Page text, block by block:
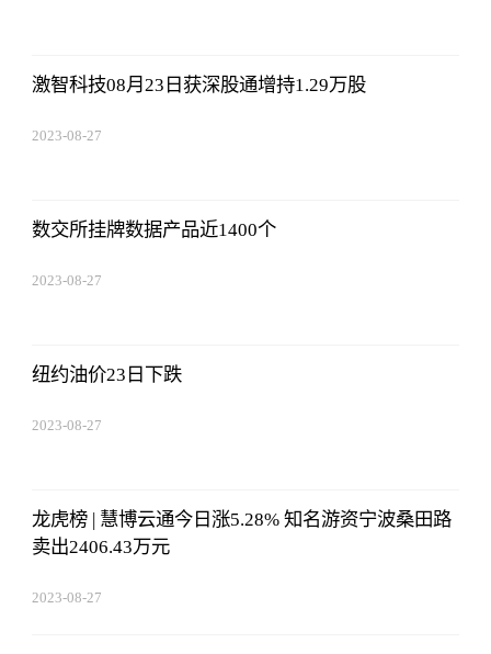
激智科技08月23日获深股通增持1.29万股
2023-08-27
数交所挂牌数据产品近1400个
2023-08-27
纽约油价23日下跌
2023-08-27
龙虎榜 | 慧博云通今日涨5.28% 知名游资宁波桑田路
卖出2406.43万元
2023-08-27